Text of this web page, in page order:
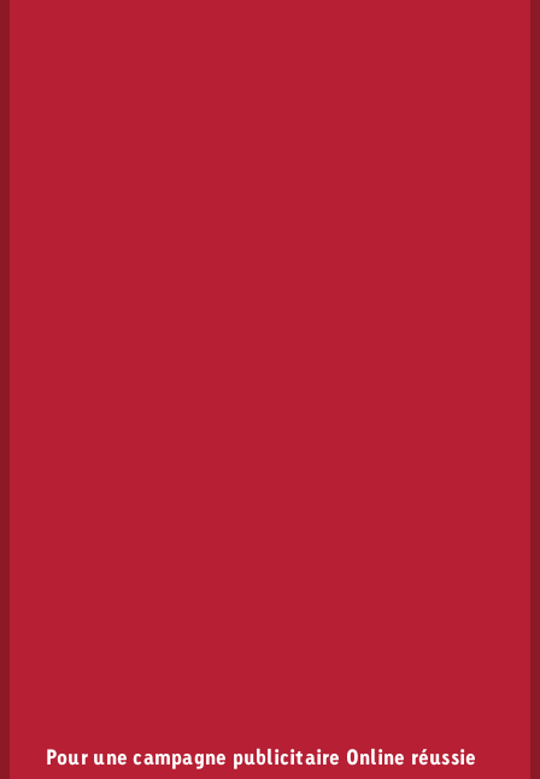
Pour une campagne publicitaire Online réussie